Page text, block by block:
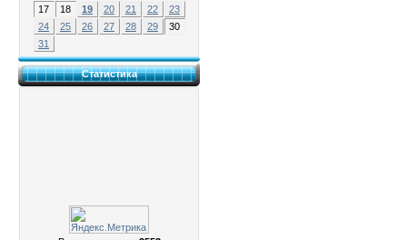
17
18 19 20 21 22
23
24
25 26 27 28 29
30
31
Статистика